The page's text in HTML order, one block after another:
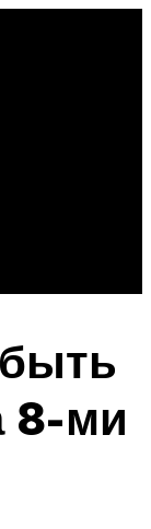
8-ми